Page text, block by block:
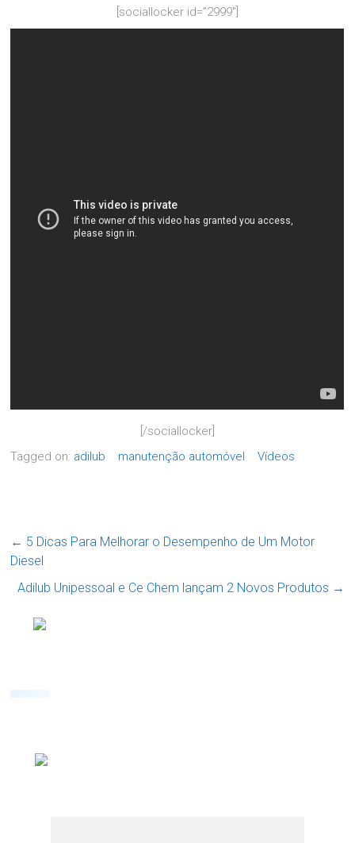
[sociallocker id=”2999″]
[/sociallocker]
Tagged on: adilub manutenção automóvel Vídeos
← 5 Dicas Para Melhorar o Desempenho de Um Motor
Diesel
Adilub Unipessoal e Ce Chem lançam 2 Novos Produtos →